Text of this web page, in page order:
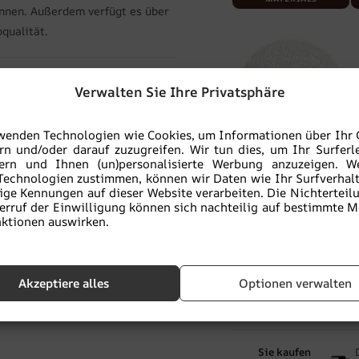
Verwalten Sie Ihre Privatsphäre
Technologien wie Cookies, um Informationen über Ihr
und/oder darauf zuzugreifen. Wir tun dies, um Ihr
und Ihnen (un)personalisierte Werbung anzuzeigen.
zustimmen, können wir Daten wie Ihr
Kennungen auf dieser Website verarbeiten. Die
der Einwilligung können sich nachteilig auf bestimmte
auswirken.
Akzeptiere alles Optionen verwalten
Außerdem verfügt es über
Vinyl-Strukturtapete
BETON
BESCHREIBUNG DES
MATERIALS
- + IN
Zu Favoriten
Sie kaufen